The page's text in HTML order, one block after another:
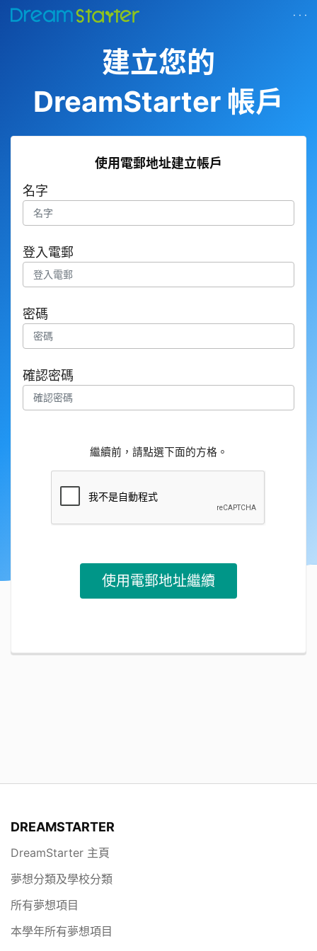
· · ·
建立您的
DreamStarter 帳戶
使用電郵地址建立帳戶
名字
登入電郵
密碼
確認密碼
繼續前，請點選下面的方格。
DREAMSTARTER
DreamStarter 主頁
夢想分類及學校分類
所有夢想項目
本學年所有夢想項目